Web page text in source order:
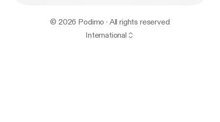
© 2026 Podimo · All rights reserved
International